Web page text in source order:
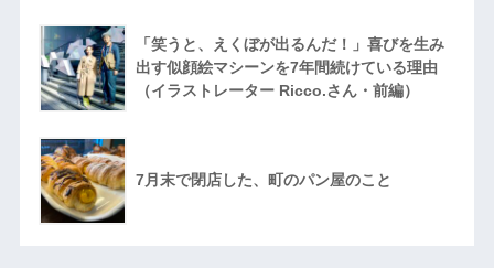
「笑うと、えくぼが出るんだ！」喜びを生み
出す似顔絵マシーンを7年間続けている理由
（イラストレーター Ricco.さん・前編）
7月末で閉店した、町のパン屋のこと